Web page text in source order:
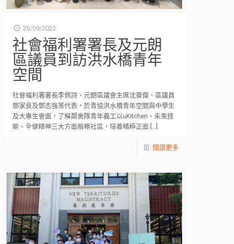
26/09/2022
社會福利署署長及元朗
區議員到訪洪水橋青年
空間
社會福利署署長李佩詩、元朗區議會主席沈豪傑、區議員
鄧家良及鄧志強等代表，於青協洪水橋青年空間與中學生
及大專生會面，了解鄰舍隊青年義工以uKitchen、未來技
能、全健精神三大方面服務社區，培養積極正面[…]
閱讀更多